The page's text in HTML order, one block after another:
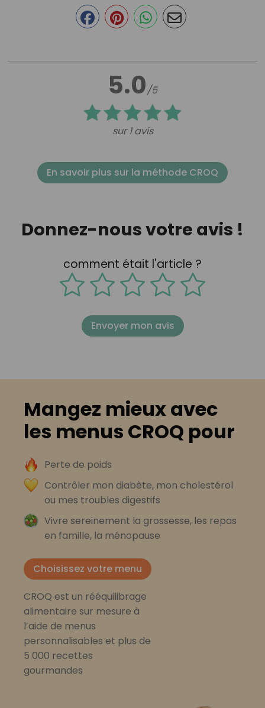
5.0/5
sur 1 avis
En savoir plus sur la méthode CROQ
Donnez-nous votre avis !
comment était l'article ?
Envoyer mon avis
Mangez mieux avec
les menus CROQ pour
Perte de poids
Contrôler mon diabète, mon cholestérol
ou mes troubles digestifs
Vivre sereinement la grossesse, les repas
en famille, la ménopause
Choisissez votre menu
CROQ est un rééquilibrage
alimentaire sur mesure à
l’aide de menus
personnalisables et plus de
5 000 recettes
gourmandes